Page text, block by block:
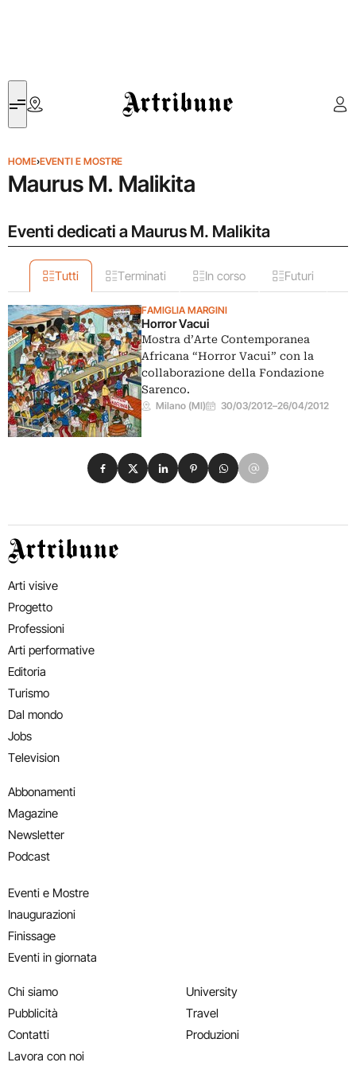
Artribune
HOME›EVENTI E MOSTRE
Maurus M. Malikita
Eventi dedicati a Maurus M. Malikita
Tutti Terminati In corso Futuri
FAMIGLIA MARGINI
Horror Vacui
Mostra d’Arte Contemporanea
Africana “Horror Vacui” con la
collaborazione della Fondazione
Sarenco.
Milano (MI) 30/03/2012–26/04/2012
Condividi su Facebook
Condividi su X
Condividi su LinkedIn
Condividi su Pinterest
Condividi su WhatsApp
Condividi su Email
Artribune
Arti visive
Progetto
Professioni
Arti performative
Editoria
Turismo
Dal mondo
Jobs
Television
Abbonamenti
Magazine
Newsletter
Podcast
Eventi e Mostre
Inaugurazioni
Finissage
Eventi in giornata
Chi siamo
Pubblicità
Contatti
Lavora con noi
University
Travel
Produzioni